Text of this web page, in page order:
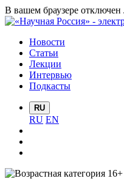
В вашем браузере отключен
Новости
Статьи
Лекции
Интервью
Подкасты
RU
RU EN